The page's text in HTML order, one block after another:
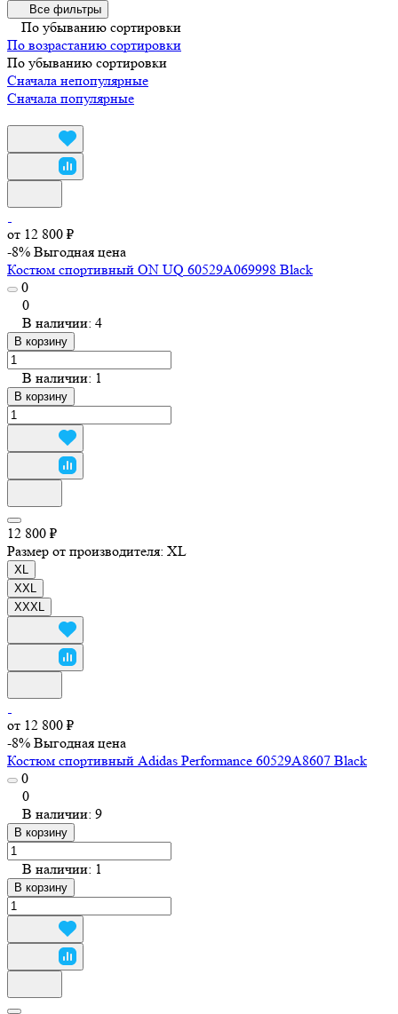
Все фильтры
По убыванию сортировки
По возрастанию сортировки
По убыванию сортировки
Сначала непопулярные
Сначала популярные
от 12 800 ₽
-8% Выгодная цена
Костюм спортивный ON UQ 60529A069998 Black
0
0
В наличии: 4
В корзину
В наличии: 1
В корзину
12 800 ₽
Размер от производителя: XL
XL
XXL
XXXL
от 12 800 ₽
-8% Выгодная цена
Костюм спортивный Adidas Performance 60529A8607 Black
0
0
В наличии: 9
В корзину
В наличии: 1
В корзину